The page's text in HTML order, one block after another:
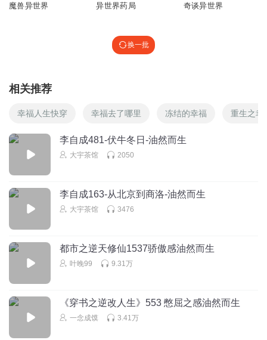
魔兽异世界 异世界药局 奇谈异世界
换一批
相关推荐
幸福人生快穿 幸福去了哪里 冻结的幸福 重生之幸
李自成481-伏牛冬日-油然而生
大宇茶馆 2050
李自成163-从北京到商洛-油然而生
大宇茶馆 3476
都市之逆天修仙1537骄傲感油然而生
叶晚99 9.31万
《穿书之逆改人生》553 憋屈之感油然而生
一念成馍 3.41万